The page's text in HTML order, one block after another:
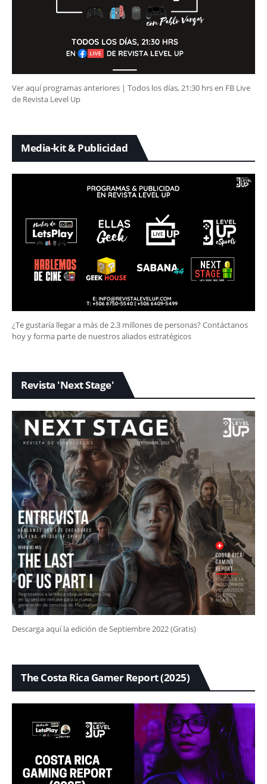
Ver aquí programas anteriores | Todos los días, 21:30 hrs en FB Live
de Revista Level Up
Media-kit & Publicidad
¿Te gustaría llegar a más de 2.3 millones de personas? Contáctanos
hoy y forma parte de nuestros aliados estratégicos
Revista 'Next Stage'
Descarga aquí la edición de Septiembre 2022 (Gratis)
The Costa Rica Gamer Report (2025)